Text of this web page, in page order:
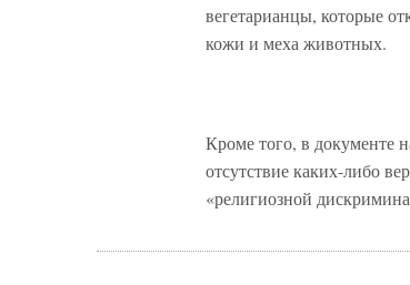
вегетарианцы, которые
кожи и меха животных.
Кроме того, в документе
отсутствие каких-либо
«религиозной